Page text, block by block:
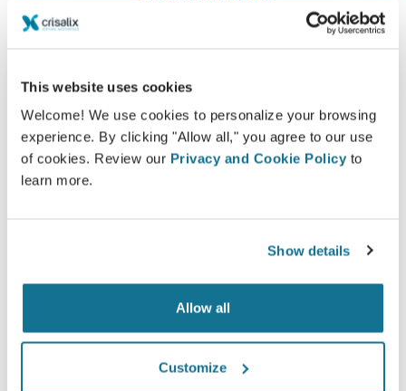
This website uses cookies
Welcome! We use cookies to personalize your browsing
experience. By clicking "Allow all," you agree to our use
of cookies. Review our Privacy and Cookie Policy to
learn more.
Show details
Allow all
Customize
Veilig en zeker
Crisalix beschermt uw privacy ten alle tijden.
Onze servers zijn volledig versleuteld, uw
chirurgie en esthetische procedures, reeds